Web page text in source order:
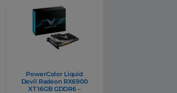
PowerColor Liquid
Devil Radeon RX6900
XT 16GB GDDR6 –